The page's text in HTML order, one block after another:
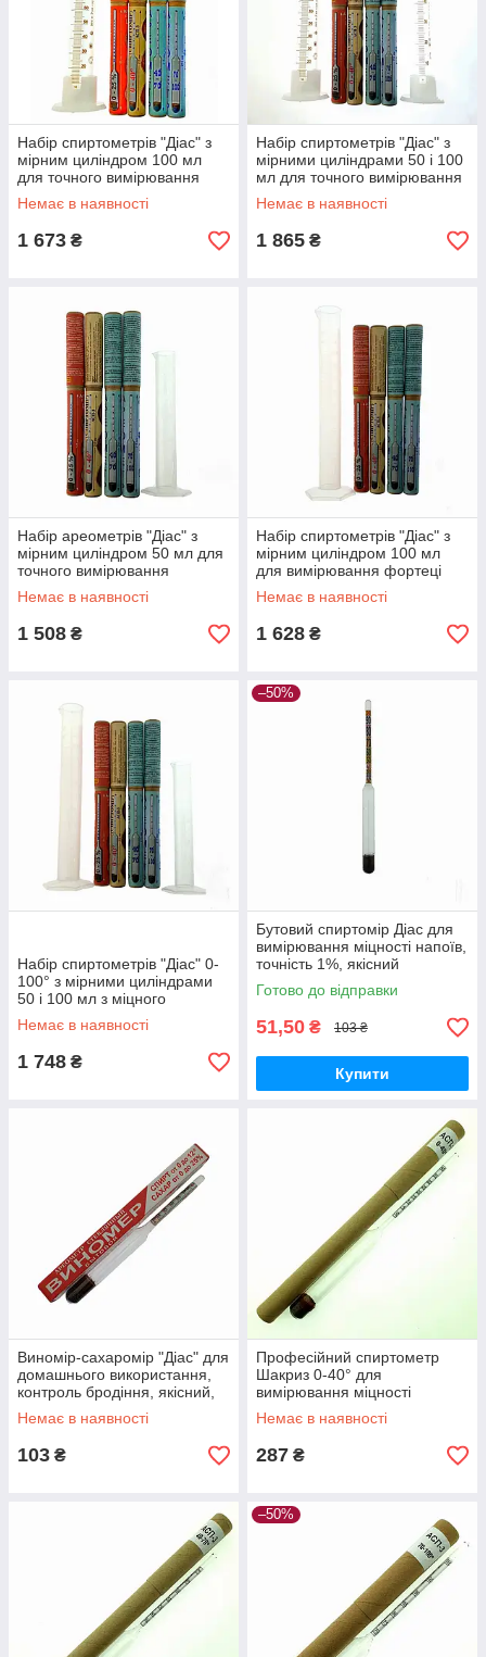
Набір спиртометрів "Діас" з
мірним циліндром 100 мл
для точного вимірювання
міцності дистилятів, скло.
Немає в наявності
1 673 ₴
Набір спиртометрів "Діас" з
мірними циліндрами 50 і 100
мл для точного вимірювання
міцності дистилятів зі скла
Немає в наявності
1 865 ₴
Набір ареометрів "Діас" з
мірним циліндром 50 мл для
точного вимірювання
міцності дистилятів і
настоянок
Немає в наявності
1 508 ₴
Набір спиртометрів "Діас" з
мірним циліндром 100 мл
для вимірювання фортеці
дистиляту, скло і
поліпропілен
Немає в наявності
1 628 ₴
Набір спиртометрів "Діас" 0-
100° з мірними циліндрами
50 і 100 мл з міцного
поліпропілену для
професійної дистиляції
Немає в наявності
1 748 ₴
–50%
Бутовий спиртомір Діас для
вимірювання міцності напоїв,
точність 1%, якісний
український прилад
Готово до відправки
51,50 ₴ 103 ₴
Купити
Виномір-сахаромір "Діас" для
домашнього використання,
контроль бродіння, якісний,
українське виробництво, 1.5
літра
Немає в наявності
103 ₴
Професійний спиртометр
Шакриз 0-40° для
вимірювання міцності
дистилятів, точність 1°,
Україна
Немає в наявності
287 ₴
–50%